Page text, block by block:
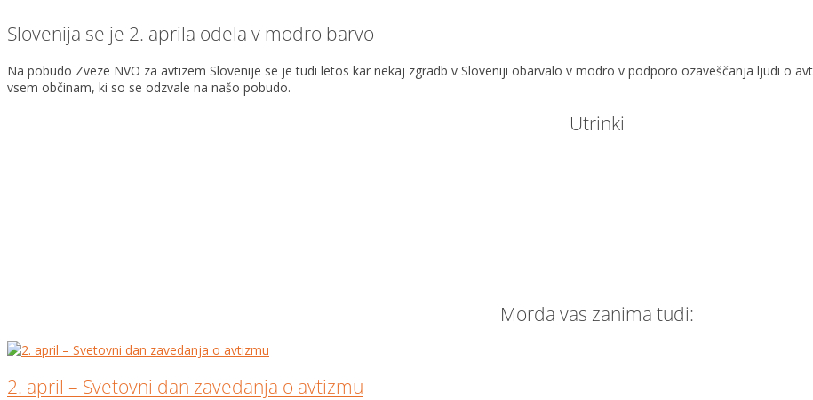
Slovenija se je 2. aprila odela v modro barvo
Na pobudo Zveze NVO za avtizem Slovenije se je tudi letos kar nekaj zgradb v Sloveniji obarvalo v modro v podporo ozaveščanja ljudi o
vsem občinam, ki so se odzvale na našo pobudo.
Utrinki
Morda vas zanima tudi:
2. april – Svetovni dan zavedanja o avtizmu